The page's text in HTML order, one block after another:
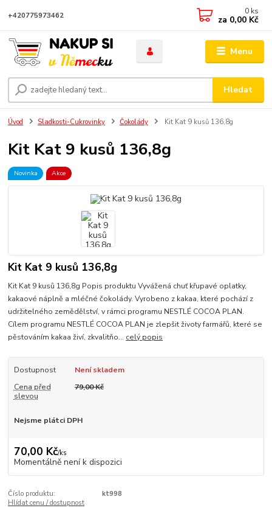
Menu
Hledat
+420775973462 0 ks
za 0,00 Kč
Úvod Sladkosti-Cukrovinky Čokolády Kit Kat 9 kusů 136,8g
Kit Kat 9 kusů 136,8g
Novinka Akce
Kit Kat 9 kusů 136,8g
Kit Kat 9 kusů 136,8g Popis produktu Vyvážená chuť křupavé oplatky,
kakaové náplně a mléčné čokolády. Vyrobeno z kakaa, které pochází z
udržitelného zemědělství, v rámci programu NESTLÉ COCOA PLAN.
Cílem programu NESTLÉ COCOA PLAN je zlepšit životy farmářů, které se
pěstováním kakaa živí, zkvalitňo... celý popis
Dostupnost
Není skladem
Cena před
slevou
79,00 Kč
Nejsme plátci DPH
70,00 Kč/ks
Momentálně není k dispozici
Číslo produktu:
kt998
Hlídat cenu / dostupnost